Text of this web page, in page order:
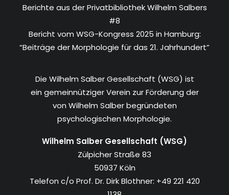
Berichte aus der Privatbibliothek Wilhelm Salbers
#8
Bericht vom WSG-Kongress 2025 in Hamburg:
“Beiträge der Morphologie für das 21. Jahrhundert”
Die Wilhelm Salber Gesellschaft (WSG) ist
ein gemeinnütziger Verein zur Förderung der
von Wilhelm Salber begründeten
psychologischen Morphologie.
Wilhelm Salber Gesellschaft (WSG)
Zülpicher Straße 83
50937 Köln
Telefon c/o Prof. Dr. Dirk Blothner: +49 221 420